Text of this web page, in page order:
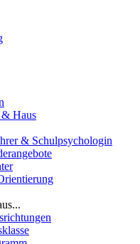
Haus
& Schulpsychologin